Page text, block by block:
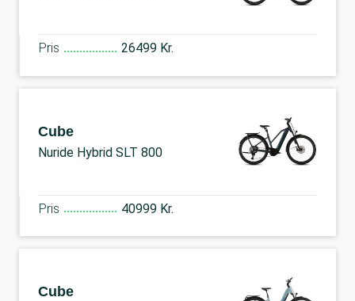
Pris 26499 Kr.
Cube
Nuride Hybrid SLT 800
Pris 40999 Kr.
Cube